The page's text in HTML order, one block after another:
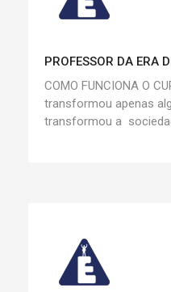
PROFESSOR DA ERA
COMO FUNCIONA O
transformou apenas
transformou a